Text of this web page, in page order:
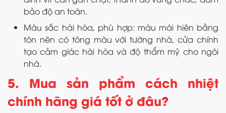
bảo độ an toàn.
Màu sắc hài hòa, phù hợp: màu mái hiên bằng
tôn nên có tông màu với tường nhà, cửa chính
tạo cảm giác hài hòa và độ thẩm mỹ cho ngôi
nhà.
5. Mua sản phẩm cách nhiệt
chính hãng giá tốt ở đâu?